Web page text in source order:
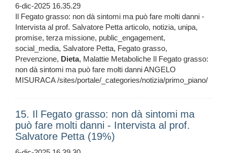
6-dic-2025 16.35.29
Il Fegato grasso: non dà sintomi ma può fare molti danni -
Intervista al prof. Salvatore Petta articolo, notizia, unipa,
promise, terza missione, public_engagement,
social_media, Salvatore Petta, Fegato grasso,
Prevenzione, Dieta, Malattie Metaboliche Il Fegato grasso:
non dà sintomi ma può fare molti danni ANGELO
MISURACA /sites/portale/_categories/notizia/primo_piano/
15. Il Fegato grasso: non dà sintomi ma
può fare molti danni - Intervista al prof.
Salvatore Petta (19%)